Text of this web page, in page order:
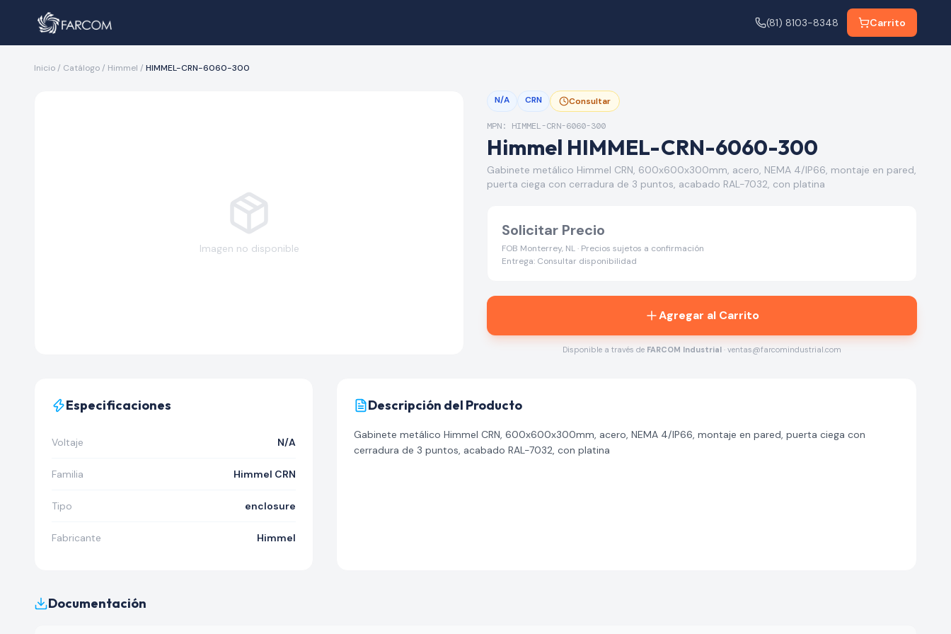
(81) 8103-8348 Carrito
Inicio / Catálogo / Himmel / HIMMEL-CRN-6060-300
Imagen no disponible
N/A CRN Consultar
MPN: HIMMEL-CRN-6060-300
Himmel HIMMEL-CRN-6060-300
Gabinete metálico Himmel CRN, 600x600x300mm, acero, NEMA 4/IP66, montaje en pared,
puerta ciega con cerradura de 3 puntos, acabado RAL-7032, con platina
Solicitar Precio
FOB Monterrey, NL · Precios sujetos a confirmación
Entrega: Consultar disponibilidad
Agregar al Carrito
Disponible a través de FARCOM Industrial · ventas@farcomindustrial.com
Especificaciones
Voltaje N/A
Familia Himmel CRN
Tipo enclosure
Fabricante Himmel
Descripción del Producto
Gabinete metálico Himmel CRN, 600x600x300mm, acero, NEMA 4/IP66, montaje en pared, puerta ciega con
cerradura de 3 puntos, acabado RAL-7032, con platina
Documentación